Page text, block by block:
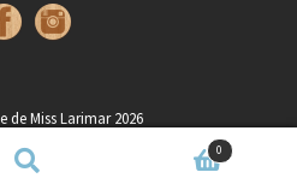
Miss Larimar 2026
0